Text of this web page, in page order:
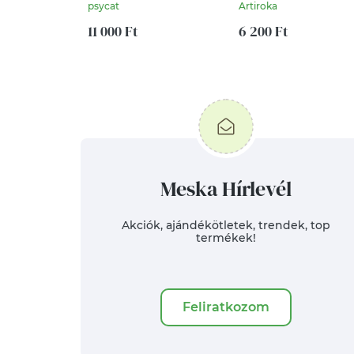
fülbevaló
psycat
11 000 Ft
éj leple alatt - prémium
neszesszer vagy
szemüvegtok - Artiroka
Artiroka
6 200 Ft
Meska Hírlevél
Akciók, ajándékötletek, trendek, top
termékek!
Feliratkozom